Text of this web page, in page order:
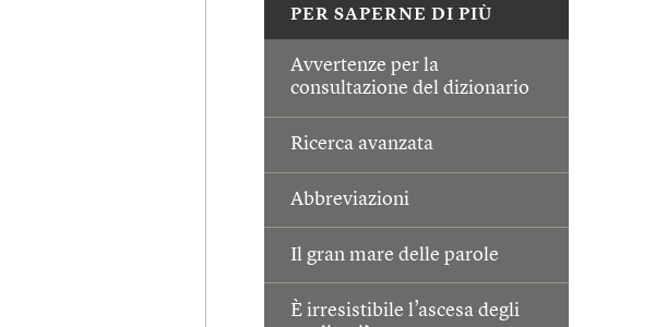
PER SAPERNE DI PIÙ
Avvertenze per la
consultazione del dizionario
Ricerca avanzata
Abbreviazioni
Il gran mare delle parole
È irresistibile l’ascesa degli